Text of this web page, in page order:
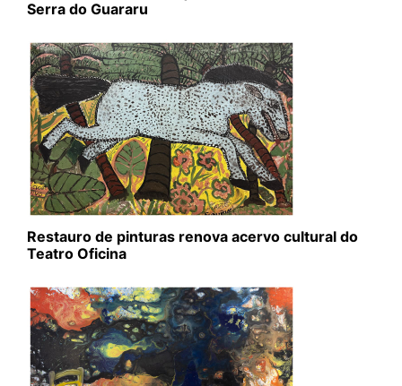
Serra do Guararu
Restauro de pinturas renova acervo cultural do
Teatro Oficina